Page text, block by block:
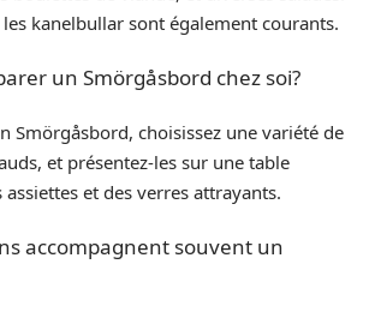
kanelbullar sont également courants.
un Smörgåsbord chez soi?
Smörgåsbord, choisissez une variété de
et présentez-les sur une table
assiettes et des verres attrayants.
accompagnent souvent un